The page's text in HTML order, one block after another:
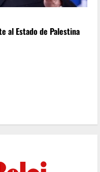
al Estado de Palestina